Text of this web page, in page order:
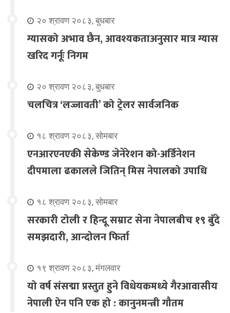
२० श्रावण २०८३, बुधबार
ग्यासको अभाव छैन, आवश्यकताअनुसार मात्र ग्यास
खरिद गर्नूः निगम
२० श्रावण २०८३, बुधबार
चलचित्र ‘लज्जावती’ को ट्रेलर सार्वजनिक
१८ श्रावण २०८३, सोमबार
एनआरएनएकी सेकेण्ड जेनेरेशन को-अर्डिनेशन
दीपमाला ढकालले जितिन् मिस नेपालको उपाधि
१८ श्रावण २०८३, सोमबार
सरकारी टोली र हिन्दू सम्राट सेना नेपालबीच १९ बुँदे
समझदारी, आन्दोलन फिर्ता
१९ श्रावण २०८३, मंगलवार
यो वर्ष संसद्मा प्रस्तुत हुने विधेयकमध्ये गैरआवासीय
नेपाली ऐन पनि एक हो : कानुनमन्त्री गौतम